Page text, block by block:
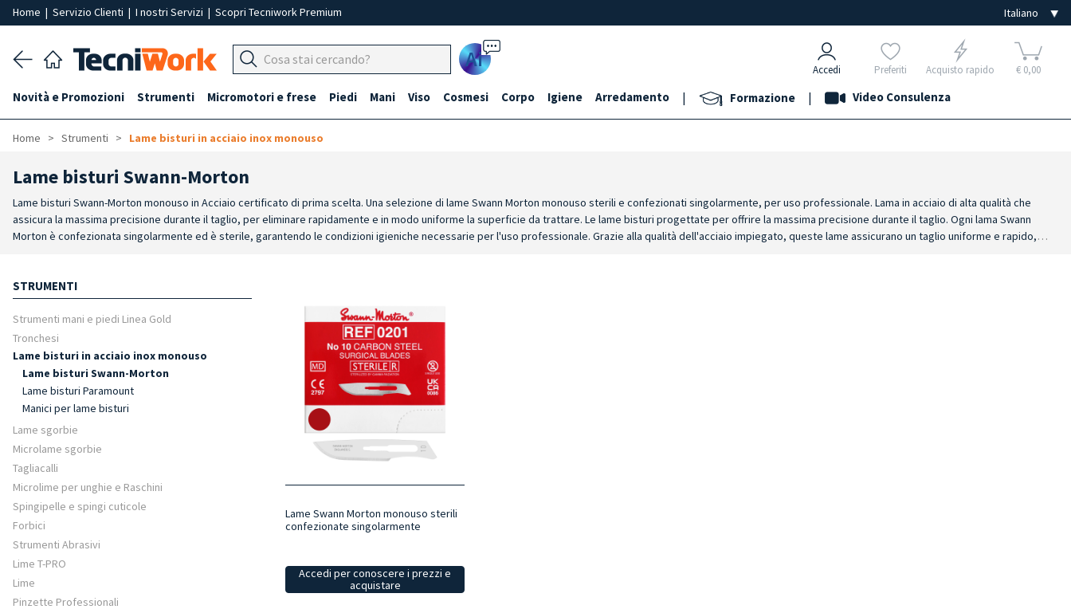
Home | Servizio Clienti | I nostri Servizi | Scopri Tecniwork Premium
Ai Accedi Preferiti Acquisto rapido € 0,00
Novità e Promozioni Strumenti Micromotori e frese Piedi Mani Viso Cosmesi Corpo Igiene Arredamento | Formazione | Video Consulenza
Home Strumenti Lame bisturi in acciaio inox monouso
Lame bisturi Swann-Morton
Lame bisturi Swann-Morton monouso in Acciaio certificato di prima scelta. Una selezione di lame Swann Morton monouso sterili e confezionati singolarmente, per uso professionale. Lama in acciaio di alta qualità che
assicura la massima precisione durante il taglio, per eliminare rapidamente e in modo uniforme la superficie da trattare. Le lame bisturi progettate per offrire la massima precisione durante il taglio. Ogni lama Swann
Morton è confezionata singolarmente ed è sterile, garantendo le condizioni igieniche necessarie per l'uso professionale. Grazie alla qualità dell'acciaio impiegato, queste lame assicurano un taglio uniforme e rapido,
rapidamente le ipercheratosi, minimizzando il disagio e ottimizzando i risultati. Compatibilità con il manico dei bisturi: lame progettate per essere compatibili con i bisturi standard, assicurando una perfetta integrazione
con gli strumenti esistenti.
STRUMENTI
Strumenti mani e piedi Linea Gold
Tronchesi
Lame bisturi in acciaio inox monouso
Lame bisturi Swann-Morton
Lame bisturi Paramount
Manici per lame bisturi
Lame sgorbie
Microlame sgorbie
Tagliacalli
Microlime per unghie e Raschini
Spingipelle e spingi cuticole
Forbici
Strumenti Abrasivi
Lime T-PRO
Lime
Pinzette Professionali
Lame Swann Morton monouso sterili
confezionate singolarmente
Accedi per conoscere i prezzi e
acquistare